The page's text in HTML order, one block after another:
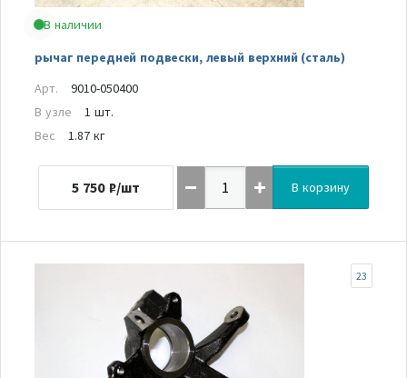
В наличии
рычаг передней подвески, левый верхний (сталь)
Арт.
9010-050400
В узле
1 шт.
Вес
1.87 кг
5 750 ₽/шт В корзину
23